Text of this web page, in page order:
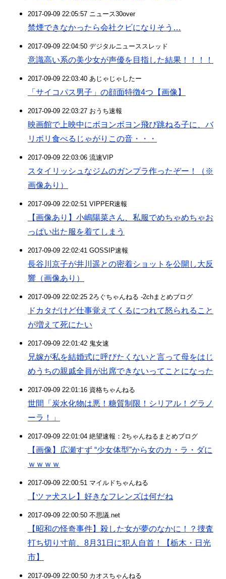
2017-09-09 22:05:57 ニュース30over
禁煙できなかったら会社クビになりそう…
2017-09-09 22:04:50 デジタルニューススレッド
意識高い系の美少女が声優を目指した結果！！！！
2017-09-09 22:03:40 あじゃじゃしたー
「サイコパス男子」の顔面特徴4つ【画像】
2017-09-09 22:03:27 おうち速報
映画館で上映中にボヨンボヨン飛び跳ねる子に、バ
リボリ食べるじゃがりこの音・・・
2017-09-09 22:03:06 流速VIP
スタイリッシュなジムのガンプラ作ったぞー！（※
画像あり）
2017-09-09 22:02:51 VIPPER速報
【画像あり】小嶋陽菜さん、私服でめちゃめちゃお
っぱい出た服を着てしまう
2017-09-09 22:02:41 GOSSIP速報
長谷川京子が井川遥との密着ショットを公開し大反
響（画像あり）
2017-09-09 22:02:25 2ろぐちゃんねる -2chまとめブログ
ドカタだけど仕事覚えてくるにつれて怒られること
が増えて死にたい
2017-09-09 22:01:42 鬼女速
兄嫁が私を結婚式に呼びたくないと言って母をはじ
めうちの親戚全員が出席できないってことになった
2017-09-09 22:01:16 資格ちゃんねる
世間「炭水化物は悪！糖質制限！シリアル！グラノ
ーラ！」
2017-09-09 22:01:04 絶望速報：2ちゃんねるまとめブログ
【画像】広瀬すず “少女体型”から女のカ・ラ・ダに
ｗｗｗｗ
2017-09-09 22:00:51 マイルドちゃんねる
【ツァ犬スレ】好きなフレンズは何だね
2017-09-09 22:00:50 不思議.net
【昭和の怪奇事件】殺した女が夢のなかに！？捜査
打ち切り寸前、8月31日に犯人自首！【栃木・日光
市】
2017-09-09 22:00:50 カオスちゃんねる